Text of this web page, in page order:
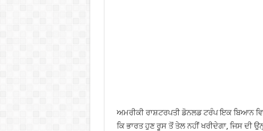
ਅਮਰੀਕੀ ਰਾਸ਼ਟਰਪਤੀ ਡੋਨਲਡ ਟਰੰਪ ਇਕ ਬਿਆਨ
ਕਿ ਭਾਰਤ ਹੁਣ ਰੂਸ ਤੋਂ ਤੇਲ ਨਹੀਂ ਖਰੀਦੇਗਾ, ਜਿਸ ਦੀ